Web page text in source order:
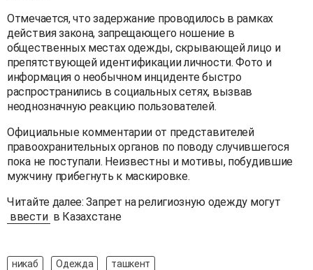
Отмечается, что задержание проводилось в рамках
действия закона, запрещающего ношение в
общественных местах одежды, скрывающей лицо и
препятствующей идентификации личности. Фото и
информация о необычном инциденте быстро
распространились в социальных сетях, вызвав
неоднозначную реакцию пользователей.
Официальные комментарии от представителей
правоохранительных органов по поводу случившегося
пока не поступали. Неизвестны и мотивы, побудившие
мужчину прибегнуть к маскировке.
Читайте далее: Запрет на религиозную одежду могут
ввести в Казахстане
никаб Одежда ташкент